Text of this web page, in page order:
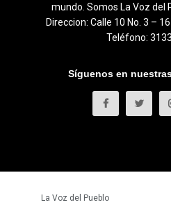
mundo. Somos La Voz del
Direccion: Calle 10 No. 3 –
Teléfono:
Síguenos en
La Voz del Pueblo